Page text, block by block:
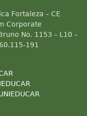
Fortaleza – CE
Corporate
No. 1153 – L10 –
191